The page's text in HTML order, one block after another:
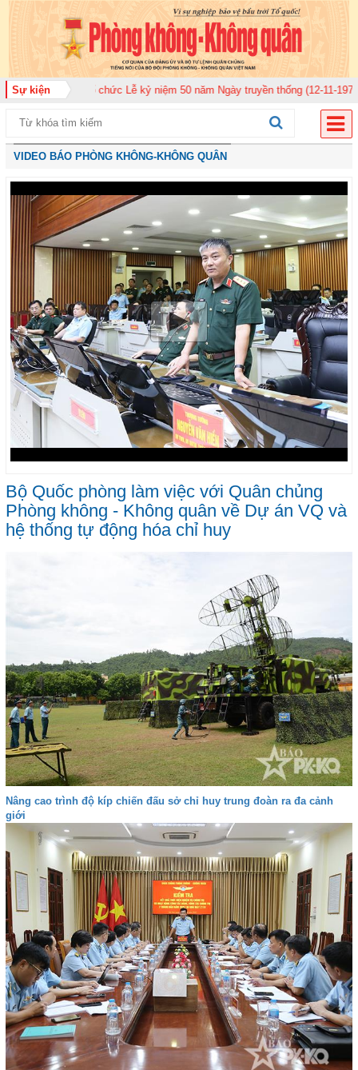
Sự kiện
tổ chức Lễ kỷ niệm 50 năm Ngày truyền thống (12-11-1975/12-11-2025)
VIDEO BÁO PHÒNG KHÔNG-KHÔNG QUÂN
Bộ Quốc phòng làm việc với Quân chủng
Phòng không - Không quân về Dự án VQ và
hệ thống tự động hóa chỉ huy
Nâng cao trình độ kíp chiến đấu sở chỉ huy trung đoàn ra đa cảnh
giới